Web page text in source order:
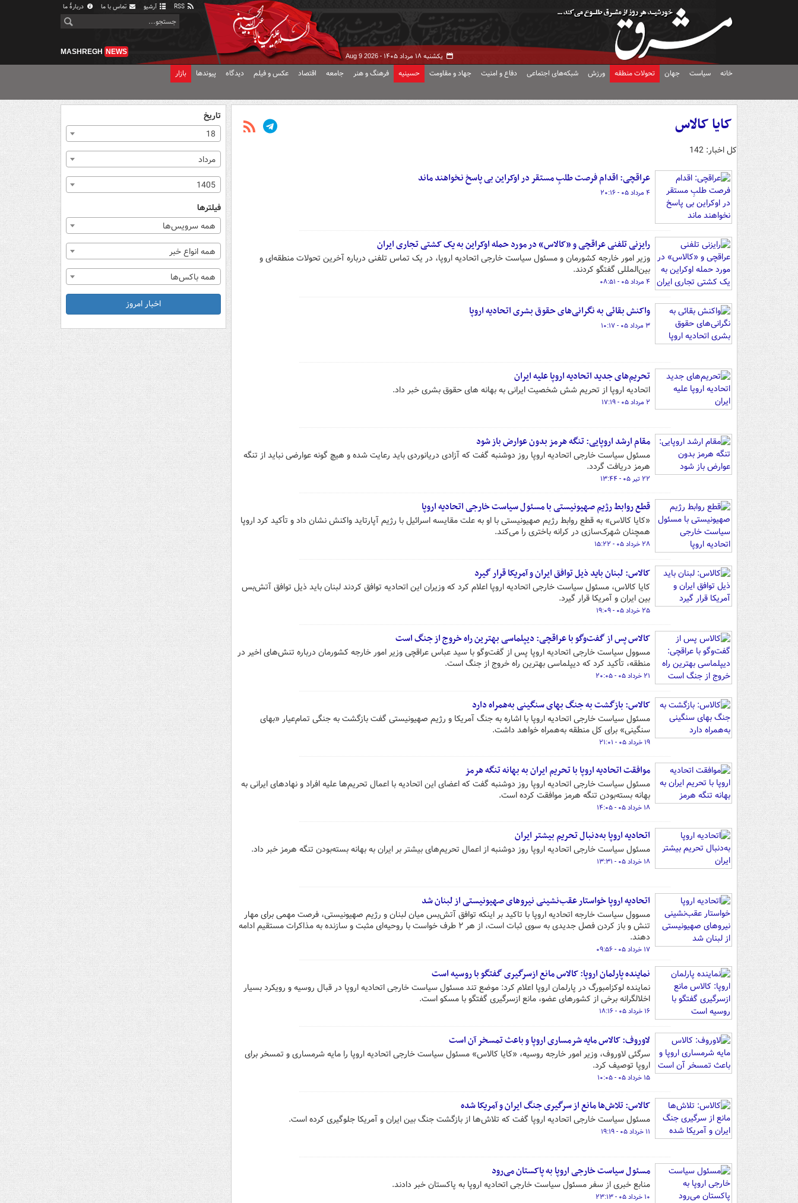
آرشیو تماس با ما دربارهٔ ما
یکشنبه ۱۸ مرداد ۱۴۰۵ - Aug 9 2026
MASHREGH NEWS
خانه سیاست جهان تحولات منطقه ورزش شبکه‌های اجتماعی دفاع و امنیت جهاد و مقاومت حسینیه فرهنگ و هنر جامعه اقتصاد عکس و فیلم دیدگاه پیوندها بازار
کایا کالاس
کل اخبار: 142
عراقچی: اقدام فرصت طلبِ مستقر در اوکراین بی پاسخ نخواهند ماند
۴ مرداد ۰۵ - ۲۰:۱۶
رایزنی تلفنی عراقچی و «کالاس» در مورد حمله اوکراین به یک کشتی تجاری ایران
وزیر امور خارجه کشورمان و مسئول سیاست خارجی اتحادیه اروپا، در یک تماس تلفنی درباره آخرین تحولات منطقه‌ای و
بین‌المللی گفتگو کردند.
۴ مرداد ۰۵ - ۰۸:۵۱
واکنش بقائی به نگرانی‌های حقوق بشری اتحادیه اروپا
۳ مرداد ۰۵ - ۱۰:۱۷
تحریم‌های جدید اتحادیه اروپا علیه ایران
اتحادیه اروپا از تحریم شش شخصیت ایرانی به بهانه های حقوق بشری خبر داد.
۲ مرداد ۰۵ - ۱۷:۱۹
مقام ارشد اروپایی: تنگه هرمز بدون عوارض باز شود
مسئول سیاست خارجی اتحادیه اروپا روز دوشنبه گفت که آزادی دریانوردی باید رعایت شده و هیچ گونه عوارضی نباید از تنگه
هرمز دریافت گردد.
۲۲ تیر ۰۵ - ۱۳:۴۴
قطع روابط رژیم صهیونیستی با مسئول سیاست خارجی اتحادیه اروپا
«کایا کالاس» به قطع روابط رژیم صهیونیستی با او به علت مقایسه اسرائیل با رژیم آپارتاید واکنش نشان داد و تأکید کرد اروپا
همچنان شهرک‌سازی در کرانه باختری را می‌کند.
۲۸ خرداد ۰۵ - ۱۵:۲۲
کالاس: لبنان باید ذیل توافق ایران و آمریکا قرار گیرد
کایا کالاس، مسئول سیاست خارجی اتحادیه اروپا اعلام کرد که وزیران این اتحادیه توافق کردند لبنان باید ذیل توافق آتش‌بس
بین ایران و آمریکا قرار گیرد.
۲۵ خرداد ۰۵ - ۱۹:۰۹
کالاس پس از گفت‌وگو با عراقچی: دیپلماسی بهترین راه خروج از جنگ است
مسوول سیاست خارجی اتحادیه اروپا پس از گفت‌وگو با سید عباس عراقچی وزیر امور خارجه کشورمان درباره تنش‌های اخیر در
منطقه، تأکید کرد که دیپلماسی بهترین راه خروج از جنگ است.
۲۱ خرداد ۰۵ - ۲۰:۰۵
کالاس: بازگشت به جنگ بهای سنگینی به‌همراه دارد
مسئول سیاست خارجی اتحادیه اروپا با اشاره به جنگ آمریکا و رژیم صهیونیستی گفت بازگشت به جنگی تمام‌عیار «بهای
سنگینی» برای کل منطقه به‌همراه خواهد داشت.
۱۹ خرداد ۰۵ - ۲۱:۰۱
موافقت اتحادیه اروپا با تحریم ایران به بهانه تنگه هرمز
مسئول سیاست خارجی اتحادیه اروپا روز دوشنبه گفت که اعضای این اتحادیه با اعمال تحریم‌ها علیه افراد و نهادهای ایرانی به
بهانه بسته‌بودن تنگه هرمز موافقت کرده است.
۱۸ خرداد ۰۵ - ۱۴:۰۵
اتحادیه اروپا به‌دنبال تحریم بیشتر ایران
مسئول سیاست خارجی اتحادیه اروپا روز دوشنبه از اعمال تحریم‌های بیشتر بر ایران به بهانه بسته‌بودن تنگه هرمز خبر داد.
۱۸ خرداد ۰۵ - ۱۳:۳۱
اتحادیه اروپا خواستار عقب‌نشینی نیروهای صهیونیستی از لبنان شد
مسوول سیاست خارجه اتحادیه اروپا با تاکید بر اینکه توافق آتش‌بس میان لبنان و رژیم صهیونیستی، فرصت مهمی برای مهار
تنش و باز کردن فصل جدیدی به سوی ثبات است، از هر ۲ طرف خواست با روحیه‌ای مثبت و سازنده به مذاکرات مستقیم ادامه
دهند.
۱۷ خرداد ۰۵ - ۰۹:۵۶
نماینده پارلمان اروپا: کالاس مانع ازسرگیری گفتگو با روسیه است
نماینده لوکزامبورگ در پارلمان اروپا اعلام کرد: موضع تند مسئول سیاست خارجی اتحادیه اروپا در قبال روسیه و رویکرد بسیار
اخلالگرانه برخی از کشورهای عضو، مانع ازسرگیری گفتگو با مسکو است.
۱۶ خرداد ۰۵ - ۱۸:۱۶
لاوروف: کالاس مایه شرمساری اروپا و باعث تمسخر آن است
سرگئی لاوروف، وزیر امور خارجه روسیه، «کایا کالاس» مسئول سیاست خارجی اتحادیه اروپا را مایه شرمساری و تمسخر برای
اروپا توصیف کرد.
۱۵ خرداد ۰۵ - ۱۰:۰۵
کالاس: تلاش‌ها مانع از سرگیری جنگ ایران و آمریکا شده
مسئول سیاست خارجی اتحادیه اروپا گفت که تلاش‌ها از بازگشت جنگ بین ایران و آمریکا جلوگیری کرده است.
۱۱ خرداد ۰۵ - ۱۹:۱۹
مسئول سیاست خارجی اروپا به پاکستان می‌رود
منابع خبری از سفر مسئول سیاست خارجی اتحادیه اروپا به پاکستان خبر دادند.
۱۰ خرداد ۰۵ - ۲۳:۱۳
تاریخ
18
مرداد
1405
فیلترها
همه سرویس‌ها
همه انواع خبر
همه باکس‌ها
اخبار امروز